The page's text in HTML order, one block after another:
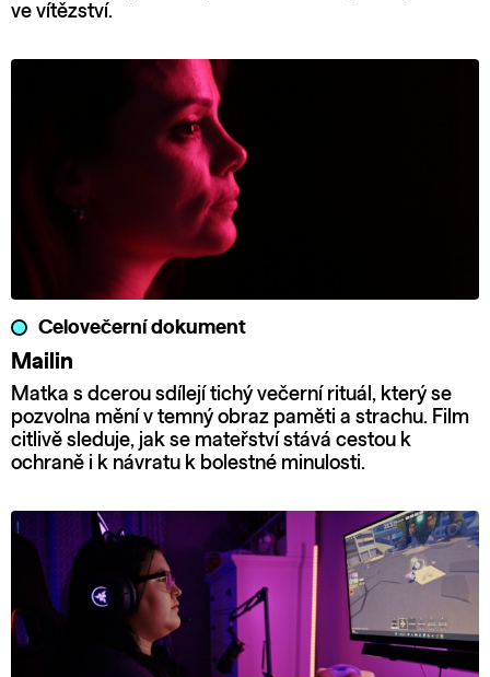
ve vítězství.
Celovečerní dokument
Mailin
Matka s dcerou sdílejí tichý večerní rituál, který se
pozvolna mění v temný obraz paměti a strachu. Film
citlivě sleduje, jak se mateřství stává cestou k
ochraně i k návratu k bolestné minulosti.